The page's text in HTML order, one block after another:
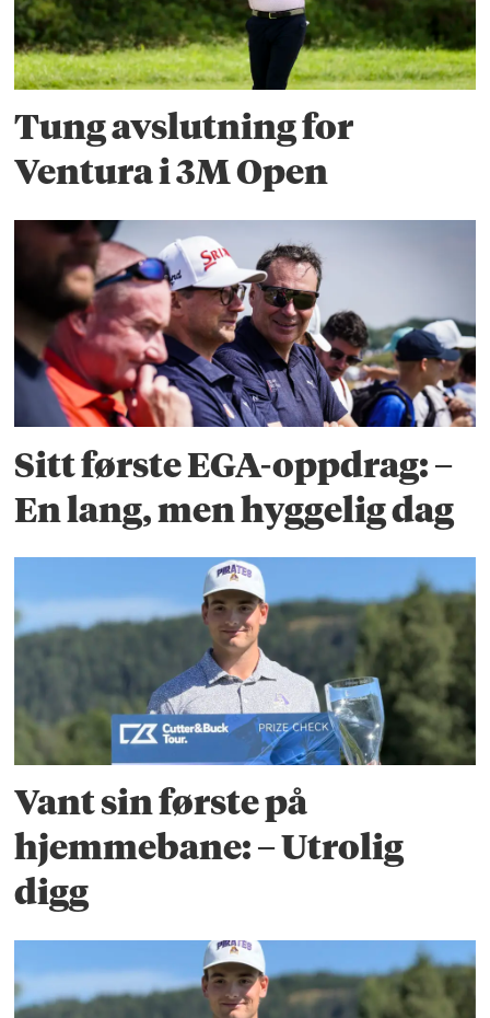
Tung avslutning for
Ventura i 3M Open
Sitt første EGA-oppdrag: –
En lang, men hyggelig dag
Vant sin første på
hjemmebane: – Utrolig
digg